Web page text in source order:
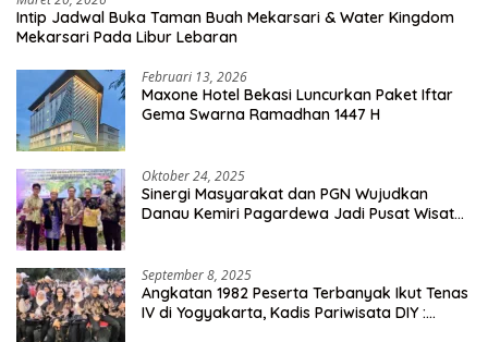
Intip Jadwal Buka Taman Buah Mekarsari & Water Kingdom
Mekarsari Pada Libur Lebaran
Februari 13, 2026
Maxone Hotel Bekasi Luncurkan Paket Iftar
Gema Swarna Ramadhan 1447 H
Oktober 24, 2025
Sinergi Masyarakat dan PGN Wujudkan
Danau Kemiri Pagardewa Jadi Pusat Wisata
September 8, 2025
Angkatan 1982 Peserta Terbanyak Ikut Tenas
IV di Yogyakarta, Kadis Pariwisata DIY :